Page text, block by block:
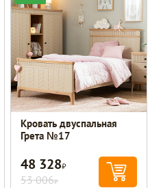
Кровать двуспальная
Грета №17
48 328Р
53 006Р